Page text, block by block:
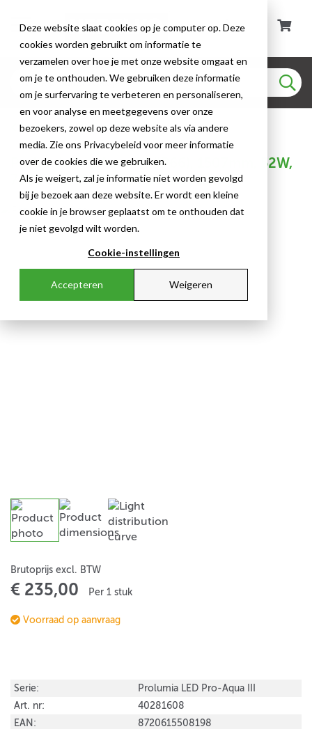
Deze website slaat cookies op je computer op. Deze
cookies worden gebruikt om informatie te
verzamelen over hoe je met onze website omgaat en
om je te onthouden. We gebruiken deze informatie
om je surfervaring te verbeteren en personaliseren,
en voor analyse en meetgegevens over onze
bezoekers, zowel op deze website als via andere
media. Zie ons Privacybeleid voor meer informatie
over de cookies die we gebruiken.
Als je weigert, zal je informatie niet worden gevolgd
bij je bezoek aan deze website. Er wordt een kleine
cookie in je browser geplaatst om te onthouden dat
je niet gevolgd wilt worden.
Cookie-instellingen
Accepteren Weigeren
Prolumia LED Pro-Aqua III
Prolumia Pro Aqua III (IP66), 1507mm, 52W,
7800Lm, 4000K,RA>80, noodunit
Serie:
Prolumia LED Pro-Aqua III
Art. nr:
40281608
EAN:
8720615508198
Brutoprijs excl. BTW
€ 235,00 Per 1 stuk
Voorraad op aanvraag